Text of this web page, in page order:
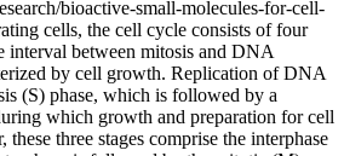
bioactive-small-molecules-for-cell-
cells, the cell cycle consists of four
interval between mitosis and DNA
by cell growth. Replication of DNA
(S) phase, which is followed by a
which growth and preparation for cell
three stages comprise the interphase